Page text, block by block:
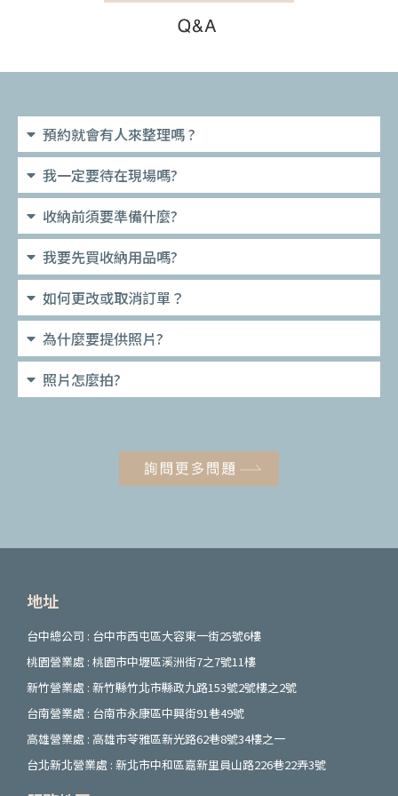
預約就會有人來整理嗎 ?
我一定要待在現場嗎?
收納前須要準備什麼?
我要先買收納用品嗎?
如何更改或取消訂單？
為什麼要提供照片?
照片怎麼拍?
地址
台中總公司 : 台中市西屯區大容東一街25號6樓
桃園營業處 : 桃園市中壢區溪洲街7之7號11樓
新竹營業處 : 新竹縣竹北市縣政九路153號2號樓之2號
台南營業處 : 台南市永康區中興街91巷49號
高雄營業處 : 高雄市苓雅區新光路62巷8號34樓之一
台北新北營業處 : 新北市中和區嘉新里員山路226巷22弄3號